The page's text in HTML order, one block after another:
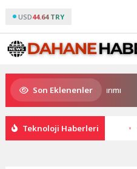
USD44.64 TRY
Son Eklenenler
modern ulaşım yatırımı
Teknoloji Haberleri